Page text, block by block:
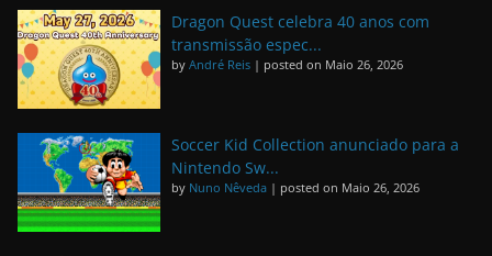
Dragon Quest celebra 40 anos com
transmissão espec...
by André Reis | posted on Maio 26, 2026
Soccer Kid Collection anunciado para a
Nintendo Sw...
by Nuno Nêveda | posted on Maio 26, 2026